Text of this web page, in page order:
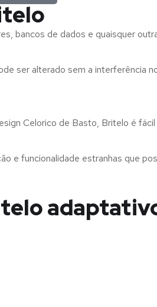
bancos de dados e quaisquer
ser alterado sem a interferência
Celorico de Basto, Britelo é
e funcionalidade estranhas que